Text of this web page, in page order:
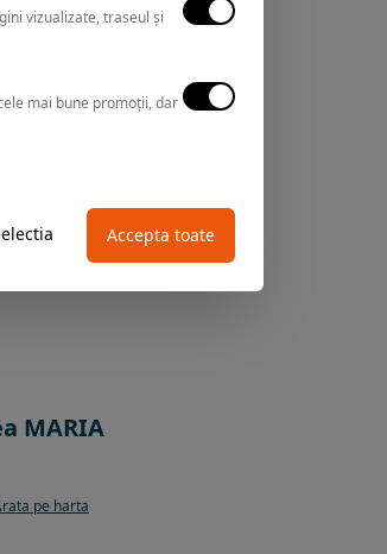
IZVOARE
Arata pe harta
MARIA
pe harta
vizualizate, traseul și
mai bune promoții, dar
Accepta toate